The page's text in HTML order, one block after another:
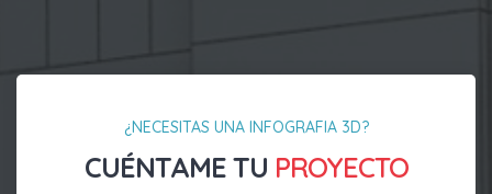
¿NECESITAS UNA INFOGRAFIA 3D?
CUÉNTAME TU PROYECTO